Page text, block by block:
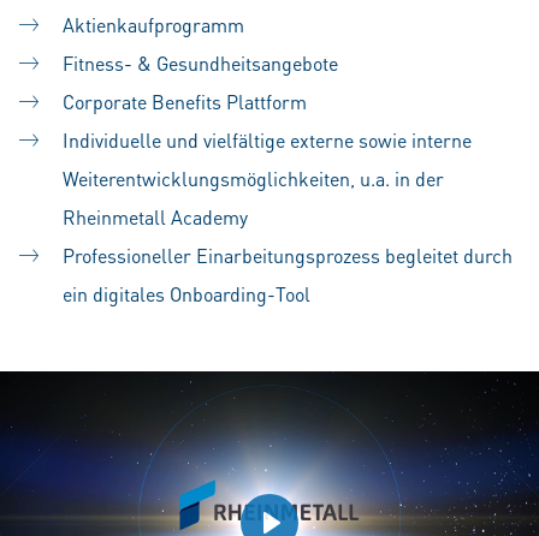
Aktienkaufprogramm
Fitness- & Gesundheitsangebote
Corporate Benefits Plattform
Individuelle und vielfältige externe sowie interne
Weiterentwicklungsmöglichkeiten, u.a. in der
Rheinmetall Academy
Professioneller Einarbeitungsprozess begleitet durch
ein digitales Onboarding-Tool